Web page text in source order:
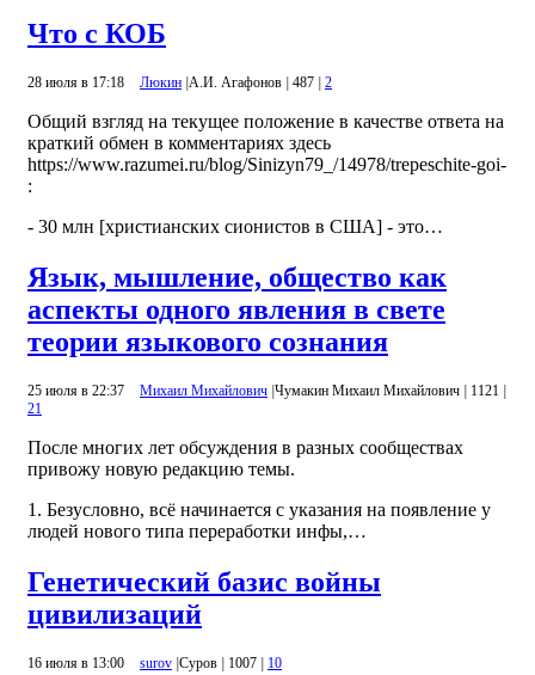
Что с КОБ
28 июля в 17:18 Люкин А.И. Агафонов 487 2
Общий взгляд на текущее положение в качестве ответа на
краткий обмен в комментариях здесь
https://www.razumei.ru/blog/Sinizyn79_/14978/trepeschite-goi-
:
- 30 млн [христианских сионистов в США] - это…
Язык, мышление, общество как
аспекты одного явления в свете
теории языкового сознания
25 июля в 22:37 Михаил Михайлович Чумакин Михаил Михайлович 1121
21
После многих лет обсуждения в разных сообществах
привожу новую редакцию темы.
1. Безусловно, всё начинается с указания на появление у
людей нового типа переработки инфы,…
Генетический базис войны
цивилизаций
16 июля в 13:00 surov |Суров | 1007 | 10